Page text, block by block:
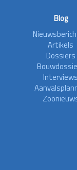
Blog
Artikels
Dossiers
Interviews